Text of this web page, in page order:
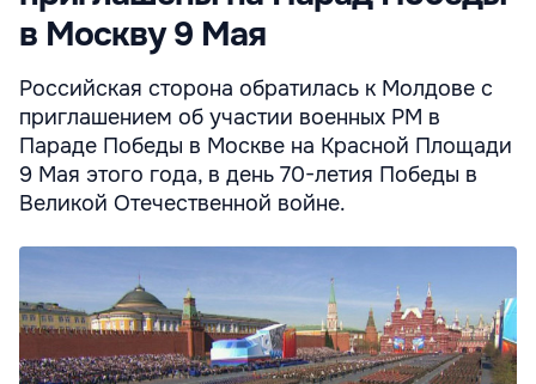
в Москву 9 Мая
Российская сторона обратилась к Молдове с
приглашением об участии военных РМ в
Параде Победы в Москве на Красной Площади
9 Мая этого года, в день 70-летия Победы в
Великой Отечественной войне.